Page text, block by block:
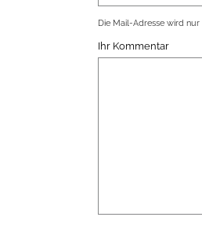
Die Mail-Adresse wird
Ihr Kommentar